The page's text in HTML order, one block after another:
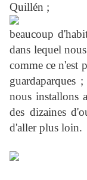
Quillén ;
beaucoup
dans lequel
comme ce n'est
guardaparques
nous installons
des dizaines
d'aller plus loin.